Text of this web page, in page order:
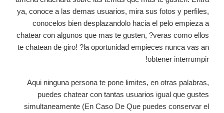
ya, conoce a las demas usuarios, mira sus fotos y perfiles,
conocelos bien desplazandolo hacia el pelo empieza a
chatear con algunos que mas te gusten, ?veras como ellos
te chatean de giro! ?la oportunidad empieces nunca vas an
obtener interrumpir!
Aqui ninguna persona te pone limites, en otras palabras,
puedes chatear con tantas usuarios igual que gustes
simultaneamente (En Caso De Que puedes conservar el